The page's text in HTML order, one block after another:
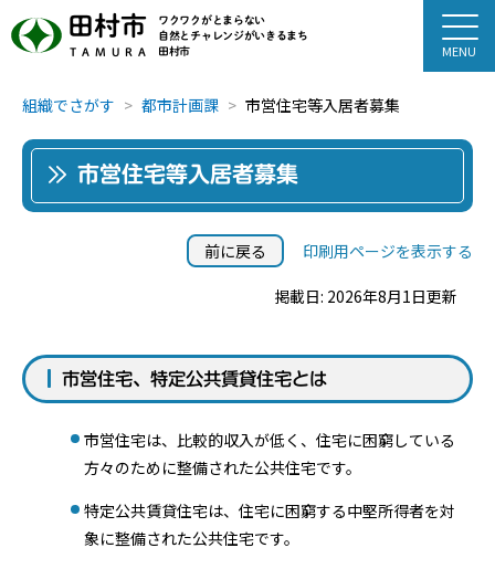
田村市
TAMURA
ワクワクがとまらない
自然とチャレンジがいきるまち
田村市
組織でさがす 都市計画課 市営住宅等入居者募集
市営住宅等入居者募集
前に戻る 印刷用ページを表示する
掲載日: 2026年8月1日更新
市営住宅、特定公共賃貸住宅とは
市営住宅は、比較的収入が低く、住宅に困窮している
方々のために整備された公共住宅です。
特定公共賃貸住宅は、住宅に困窮する中堅所得者を対
象に整備された公共住宅です。